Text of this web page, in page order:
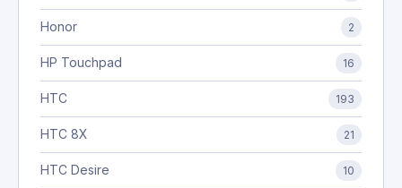
Honor 2
HP Touchpad 16
HTC 193
HTC 8X 21
HTC Desire 10